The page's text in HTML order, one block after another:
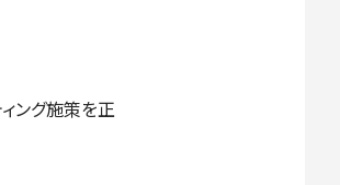
ング施策を正